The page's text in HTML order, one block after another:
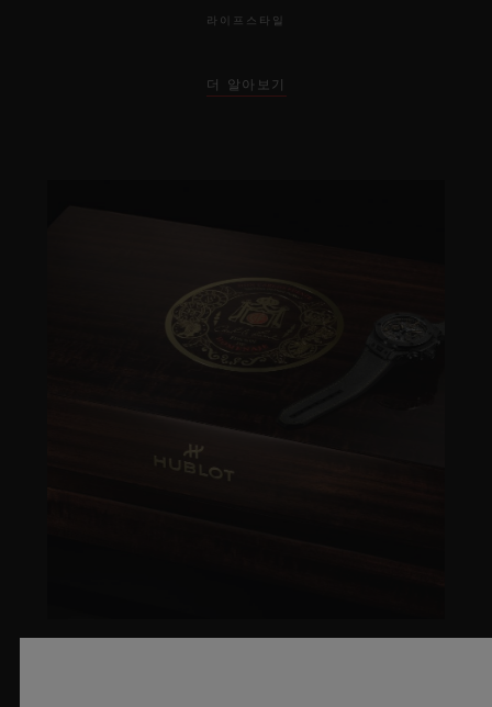
라이프스타일
더 알아보기